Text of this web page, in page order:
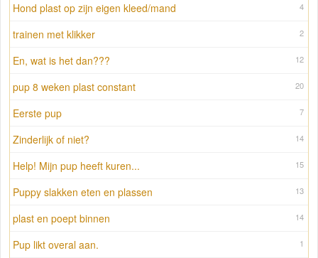
4
Hond plast op zijn eigen kleed/mand
2
trainen met klikker
12
En, wat is het dan???
20
pup 8 weken plast constant
7
Eerste pup
14
Zinderlijk of niet?
15
Help! Mijn pup heeft kuren...
13
Puppy slakken eten en plassen
14
plast en poept binnen
1
Pup likt overal aan.